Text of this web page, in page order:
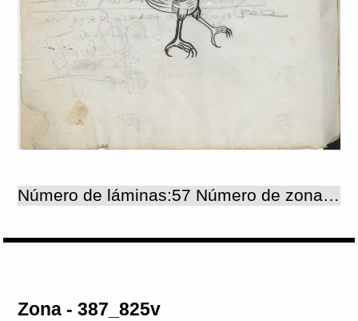
Número de láminas:57 Número de zonas:57
Zona - 387_825v